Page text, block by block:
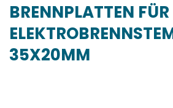
BRENNPLATTEN FÜR
35X20MM